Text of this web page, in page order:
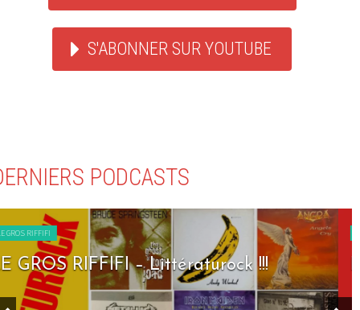
S'ABONNER SUR YOUTUBE
PODCASTS
LE GROS RIFFIFI
LE GROS RIFFIFI – Seven Days To Rock !!!